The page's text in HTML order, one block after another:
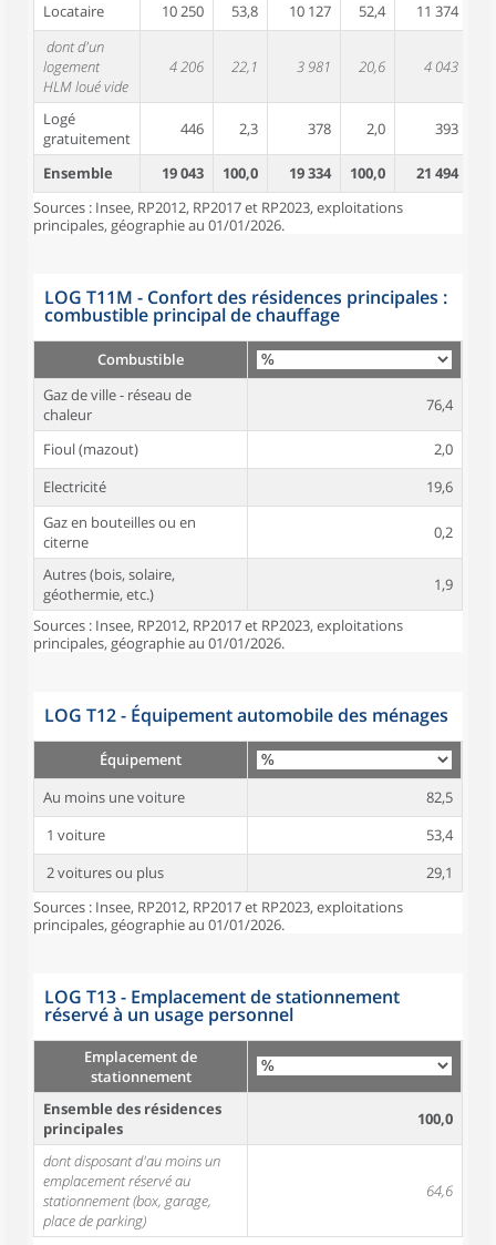
Locataire
10 250 53,8 10 127 52,4 11 374
dont d'un
logement
HLM loué vide
4 206 22,1 3 981 20,6 4 043
Logé
gratuitement
446 2,3 378 2,0 393
Ensemble 19 043 100,0 19 334 100,0 21 494
Sources : Insee, RP2012, RP2017 et RP2023, exploitations
principales, géographie au 01/01/2026.
LOG T11M - Confort des résidences principales :
combustible principal de chauffage
Combustible
Gaz de ville - réseau de
chaleur
76,4
Fioul (mazout)
2,0
Electricité
19,6
Gaz en bouteilles ou en
citerne
0,2
Autres (bois, solaire,
géothermie, etc.)
1,9
Sources : Insee, RP2012, RP2017 et RP2023, exploitations
principales, géographie au 01/01/2026.
LOG T12 - Équipement automobile des ménages
Équipement
Au moins une voiture
82,5
1 voiture
53,4
2 voitures ou plus
29,1
Sources : Insee, RP2012, RP2017 et RP2023, exploitations
principales, géographie au 01/01/2026.
LOG T13 - Emplacement de stationnement
réservé à un usage personnel
Emplacement de
stationnement
Ensemble des résidences
principales
100,0
dont disposant d'au moins un
emplacement réservé au
stationnement (box, garage,
place de parking)
64,6